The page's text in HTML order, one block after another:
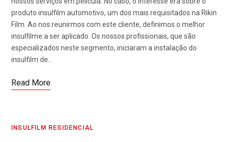
produto insulfilm automotivo, um dos mais requisitados na Rikin
Film. Ao nos reunirmos com este cliente, definimos o melhor
insulfilme a ser aplicado. Os nossos profissionais, que são
especializados neste segmento, iniciaram a instalação do
insulfilm de…
Read More
INSULFILM RESIDENCIAL